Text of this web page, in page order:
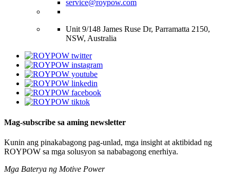
service@roypow.com
Unit 9/148 James Ruse Dr, Parramatta 2150,
NSW, Australia
Mag-subscribe sa aming newsletter
Kunin ang pinakabagong pag-unlad, mga insight at aktibidad ng
ROYPOW sa mga solusyon sa nababagong enerhiya.
Mga Baterya ng Motive Power